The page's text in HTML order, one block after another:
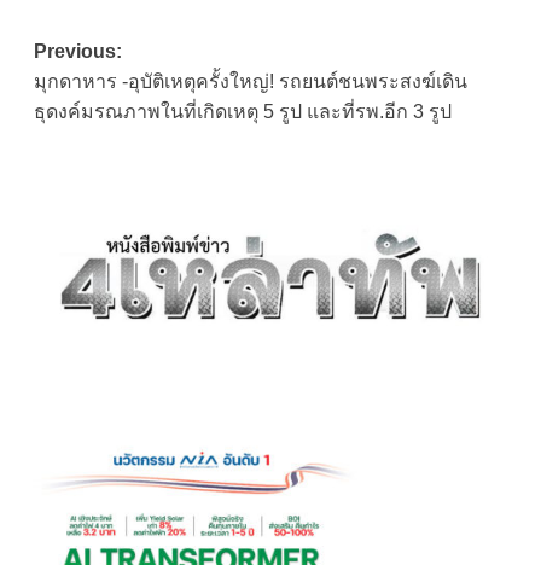
Post
navigation
Previous:
มุกดาหาร -อุบัติเหตุครั้งใหญ่! รถยนต์ชนพระสงฆ์เดิน
ธุดงค์มรณภาพในที่เกิดเหตุ 5 รูป และที่รพ.อีก 3 รูป